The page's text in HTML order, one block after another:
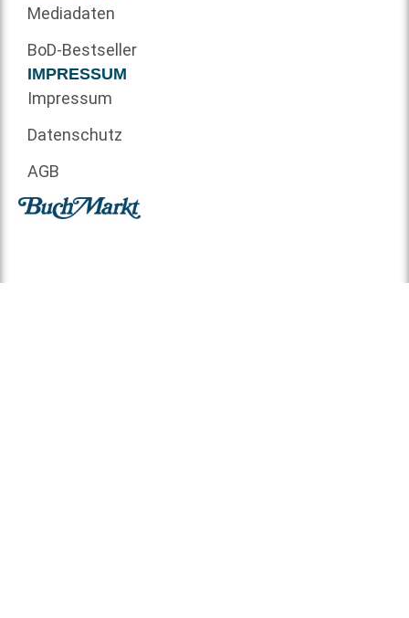
Mediadaten
BoD-Bestseller
IMPRESSUM
Impressum
Datenschutz
AGB